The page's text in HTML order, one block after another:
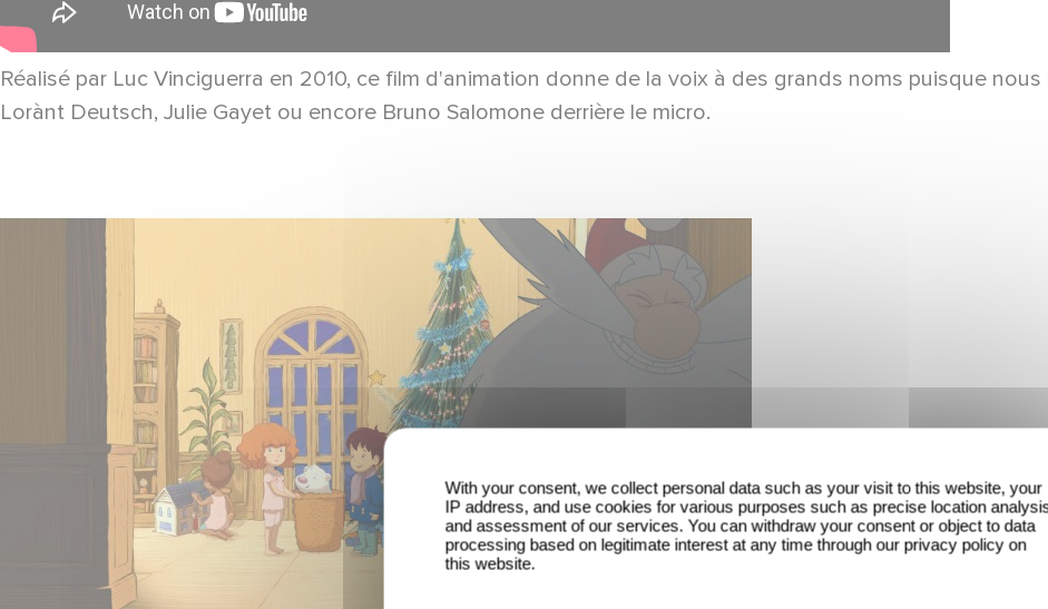
Réalisé par Luc Vinciguerra en 2010, ce film d'animation donne de la voix à des grands noms puisque
Lorànt Deutsch, Julie Gayet ou encore Bruno Salomone derrière le micro.
With your consent, we collect personal data such as your visit to this website, your
IP address, and use cookies for various purposes such as precise location
and assessment of our services. You can withdraw your consent or object to data
processing based on legitimate interest at any time through our privacy policy on
this website.